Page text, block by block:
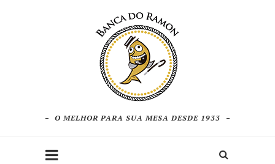
O MELHOR PARA SUA MESA DESDE 1933